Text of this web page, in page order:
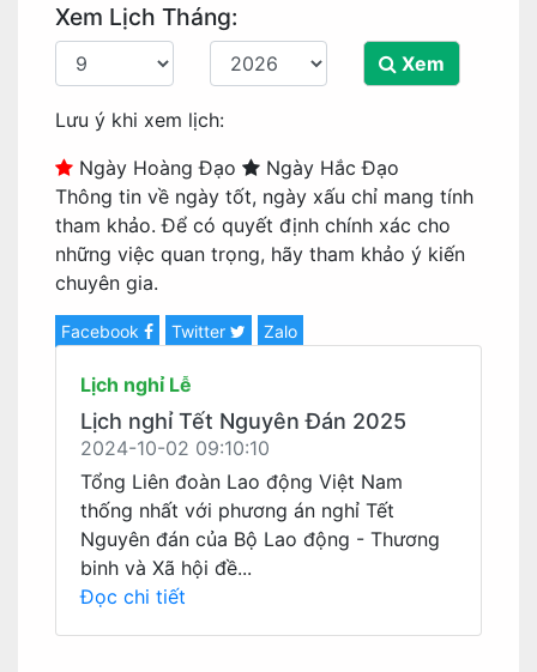
Xem Lịch Tháng:
Xem
Lưu ý khi xem lịch:
Ngày Hoàng Đạo
Ngày Hắc Đạo
Thông tin về ngày tốt, ngày xấu chỉ mang tính
tham khảo. Để có quyết định chính xác cho
những việc quan trọng, hãy tham khảo ý kiến
chuyên gia.
Facebook Twitter Zalo
Lịch nghỉ Lễ
Lịch nghỉ Tết Nguyên Đán 2025
2024-10-02 09:10:10
Tổng Liên đoàn Lao động Việt Nam
thống nhất với phương án nghỉ Tết
Nguyên đán của Bộ Lao động - Thương
binh và Xã hội đề...
Đọc chi tiết